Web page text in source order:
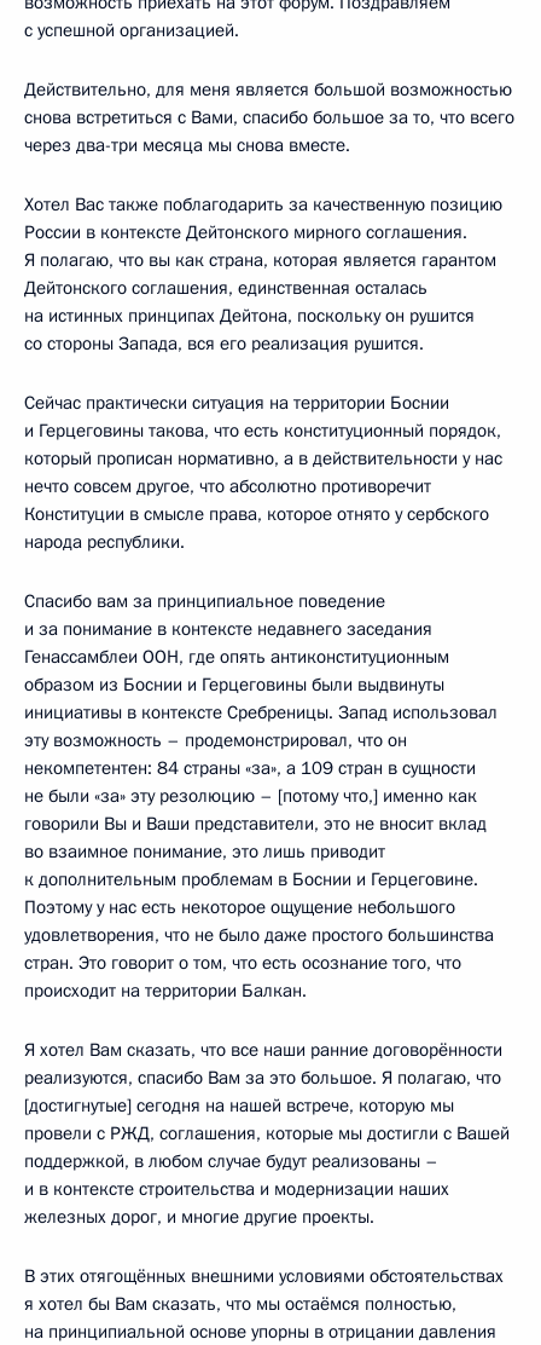
с успешной организацией.
Действительно, для меня является большой возможностью
снова встретиться с Вами, спасибо большое за то, что всего
через два-три месяца мы снова вместе.
Хотел Вас также поблагодарить за качественную позицию
России в контексте Дейтонского мирного соглашения.
Я полагаю, что вы как страна, которая является гарантом
Дейтонского соглашения, единственная осталась
на истинных принципах Дейтона, поскольку он рушится
со стороны Запада, вся его реализация рушится.
Сейчас практически ситуация на территории Боснии
и Герцеговины такова, что есть конституционный порядок,
который прописан нормативно, а в действительности у нас
нечто совсем другое, что абсолютно противоречит
Конституции в смысле права, которое отнято у сербского
народа республики.
Спасибо вам за принципиальное поведение
и за понимание в контексте недавнего заседания
Генассамблеи ООН, где опять антиконституционным
образом из Боснии и Герцеговины были выдвинуты
инициативы в контексте Сребреницы. Запад использовал
эту возможность – продемонстрировал, что он
некомпетентен: 84 страны «за», а 109 стран в сущности
не были «за» эту резолюцию – [потому что,] именно как
говорили Вы и Ваши представители, это не вносит вклад
во взаимное понимание, это лишь приводит
к дополнительным проблемам в Боснии и Герцеговине.
Поэтому у нас есть некоторое ощущение небольшого
удовлетворения, что не было даже простого большинства
стран. Это говорит о том, что есть осознание того, что
происходит на территории Балкан.
Я хотел Вам сказать, что все наши ранние договорённости
реализуются, спасибо Вам за это большое. Я полагаю, что
[достигнутые] сегодня на нашей встрече, которую мы
провели с РЖД, соглашения, которые мы достигли с Вашей
поддержкой, в любом случае будут реализованы –
и в контексте строительства и модернизации наших
железных дорог, и многие другие проекты.
В этих отягощённых внешними условиями обстоятельствах
я хотел бы Вам сказать, что мы остаёмся полностью,
на принципиальной основе упорны в отрицании давления